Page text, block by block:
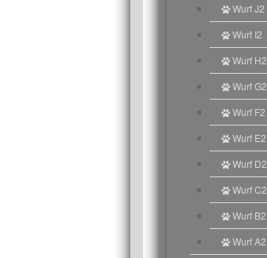
Wurf J2
Wurf I2
Wurf H2
Wurf G2
Wurf F2
Wurf E2
Wurf D2
Wurf C2
Wurf B2
Wurf A2